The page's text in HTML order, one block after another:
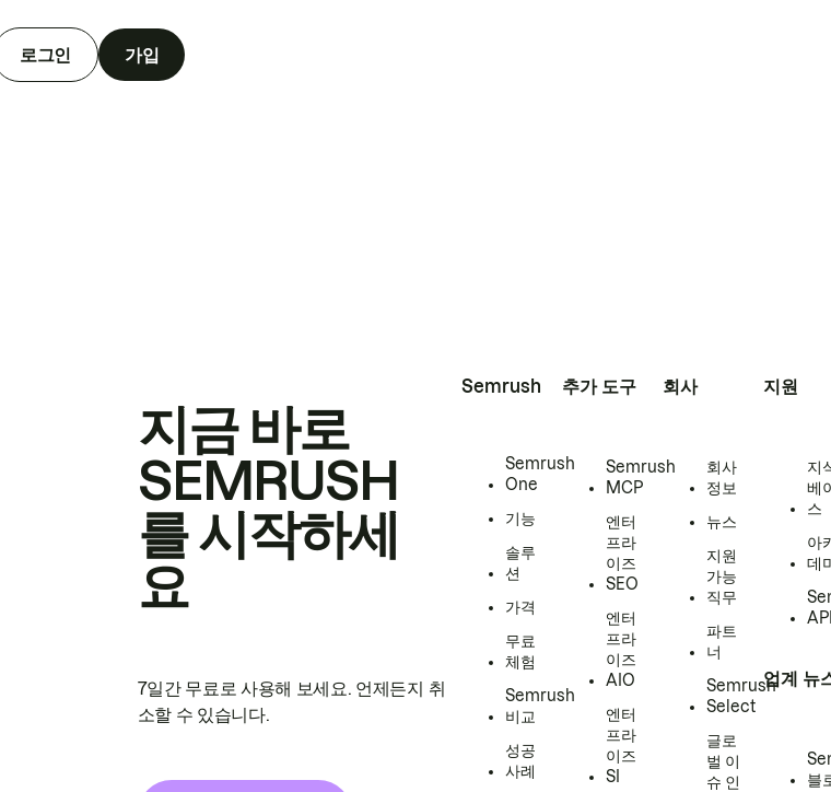
로그인 가입
지금 바로
SEMRUSH
를 시작하세
요
7일간 무료로 사용해 보세요. 언제든지 취
소할 수 있습니다.
Semrush
Semrush
One
기능
솔루
션
가격
무료
체험
Semrush
비교
성공
사례
추가 도구
Semrush
MCP
엔터
프라
이즈
SEO
엔터
프라
이즈
AIO
엔터
프라
이즈
SI
회사
회사
정보
뉴스
지원
가능
직무
파트
너
Semrush
Select
글로
벌 이
슈 인
지원
지
베
스
아
데
업계 뉴
블